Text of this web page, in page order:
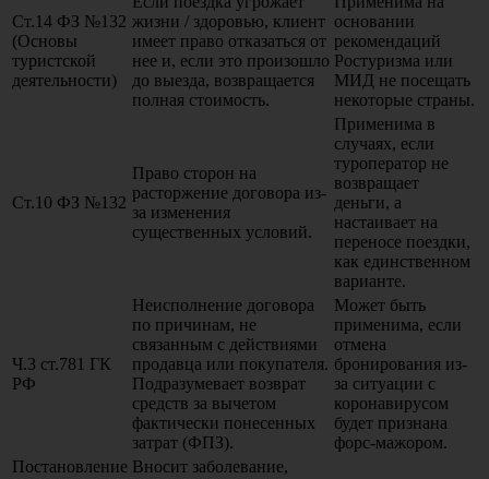
Ст.14 ФЗ №132
(Основы
туристской
деятельности)
жизни / здоровью, клиент
имеет право отказаться от
нее и, если это произошло
до выезда, возвращается
полная стоимость.
основании
рекомендаций
Ростуризма или
МИД не посещать
некоторые страны.
Ст.10 ФЗ №132
Право сторон на
расторжение договора из-
за изменения
существенных условий.
Применима в
случаях, если
туроператор не
возвращает
деньги, а
настаивает на
переносе поездки,
как единственном
варианте.
Ч.3 ст.781 ГК
РФ
Неисполнение договора
по причинам, не
связанным с действиями
продавца или покупателя.
Подразумевает возврат
средств за вычетом
фактически понесенных
затрат (ФПЗ).
Может быть
применима, если
отмена
бронирования из-
за ситуации с
коронавирусом
будет признана
форс-мажором.
Постановление Вносит заболевание,